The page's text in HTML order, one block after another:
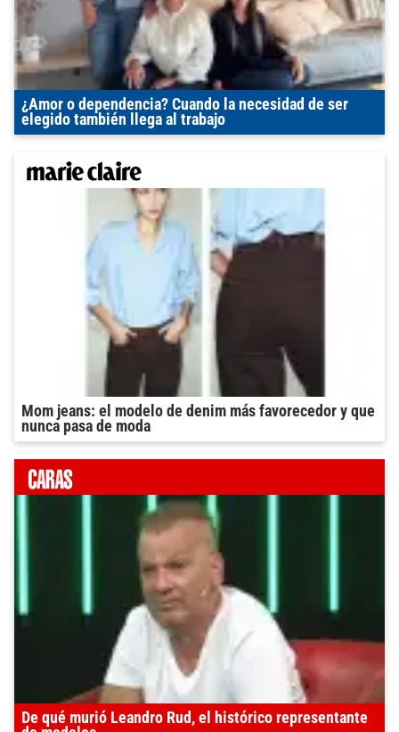
¿Amor o dependencia? Cuando la necesidad de ser
elegido también llega al trabajo
Mom jeans: el modelo de denim más favorecedor y que
nunca pasa de moda
De qué murió Leandro Rud, el histórico representante